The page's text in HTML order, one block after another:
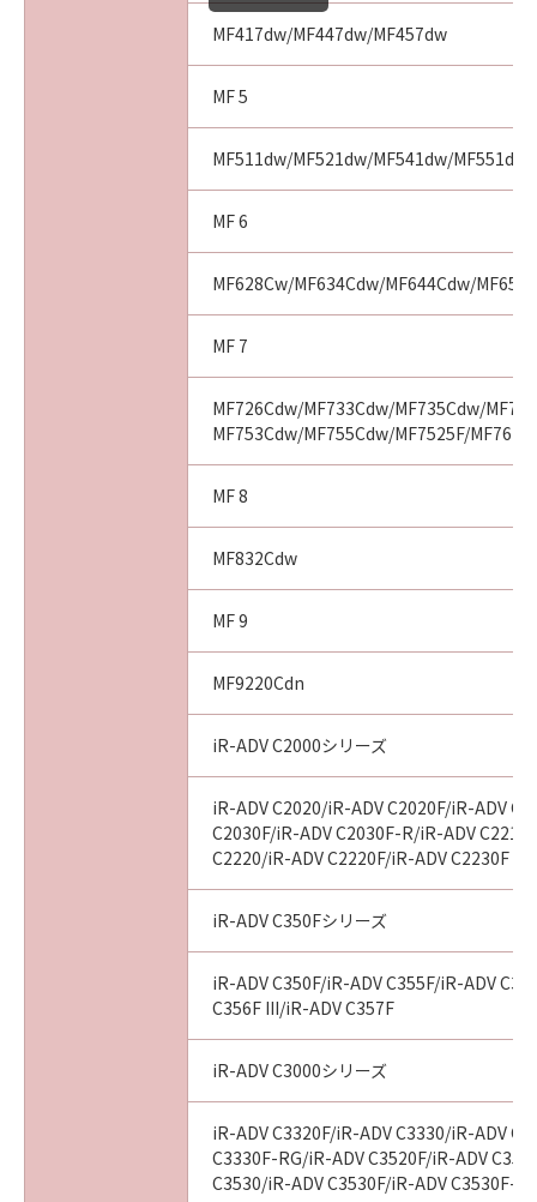
MF417dw/MF447dw/MF457dw
MF 5
MF511dw/MF521dw/MF541dw/MF551dw
MF 6
MF628Cw/MF634Cdw/MF644Cdw/
MF 7
MF726Cdw/MF733Cdw/MF735Cdw/
MF753Cdw/MF755Cdw/MF7525F/
MF 8
MF832Cdw
MF 9
MF9220Cdn
iR-ADV C2000シリーズ
iR-ADV C2020/iR-ADV C2020F/iR-ADV
C2030F/iR-ADV C2030F-R/iR-ADV
C2220/iR-ADV C2220F/iR-ADV C2230F
iR-ADV C350Fシリーズ
iR-ADV C350F/iR-ADV C355F/iR-ADV
C356F III/iR-ADV C357F
iR-ADV C3000シリーズ
iR-ADV C3320F/iR-ADV C3330/iR-ADV
C3330F-RG/iR-ADV C3520F/iR-ADV
C3530/iR-ADV C3530F/iR-ADV C3530F-